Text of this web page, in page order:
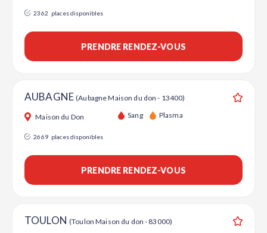
2362 places disponibles
PRENDRE RENDEZ-VOUS
AUBAGNE(Aubagne Maison du don - 13400)
Maison du Don Sang Plasma
2669 places disponibles
PRENDRE RENDEZ-VOUS
TOULON (Toulon Maison du don - 83000)